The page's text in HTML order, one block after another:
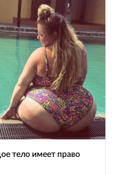
тело имеет право